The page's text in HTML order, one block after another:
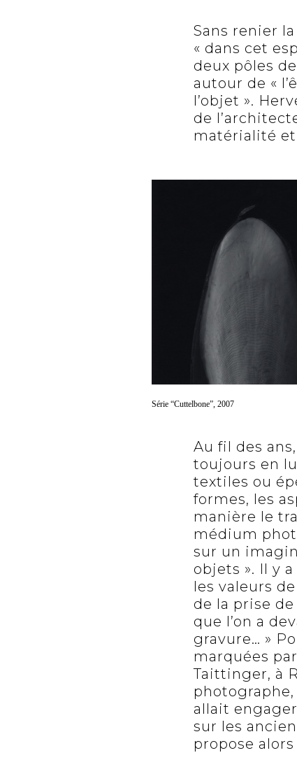
Sans renier
« dans cet
deux pôles
autour de «
l’objet ».
de
matérialité et
Série “Cuttelbone”, 2007
Au fil des
toujours en
textiles ou
formes, les
manière le
médium
sur un
objets ». Il y
les valeurs
de la prise
que l’on a
gravure… »
marquées
Taittinger, à
allait
sur les
propose